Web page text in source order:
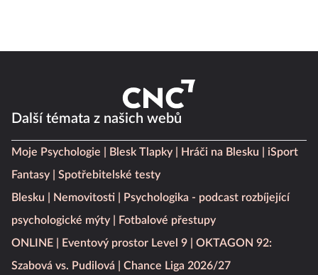
Další témata z našich webů
Moje Psychologie Blesk Tlapky Hráči na Blesku
iSport
Fantasy
Spotřebitelské testy
Blesku
Nemovitosti
Psychologika - podcast rozbíjející
psychologické mýty
Fotbalové přestupy
ONLINE
Eventový prostor Level 9
OKTAGON 92:
Szabová vs. Pudilová
Chance Liga 2026/27